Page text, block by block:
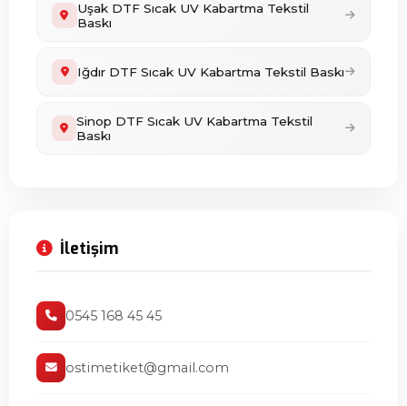
Uşak DTF Sıcak UV Kabartma Tekstil
Baskı
Iğdır DTF Sıcak UV Kabartma Tekstil Baskı
Sinop DTF Sıcak UV Kabartma Tekstil
Baskı
İletişim
0545 168 45 45
ostimetiket@gmail.com